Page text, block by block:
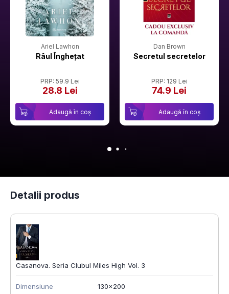
Ariel Lawhon
Râul Înghețat
PRP: 59.9 Lei
28.8 Lei
Adaugă în coș
Dan Brown
Secretul secretelor
PRP: 129 Lei
74.9 Lei
Adaugă în coș
Detalii produs
Casanova. Seria Clubul Miles High Vol. 3
Dimensiune 130x200